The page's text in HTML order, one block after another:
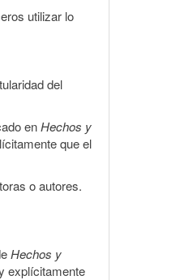
utilizar lo
del
enHechos y
que el
o autores.
Hechos y
explícitamente